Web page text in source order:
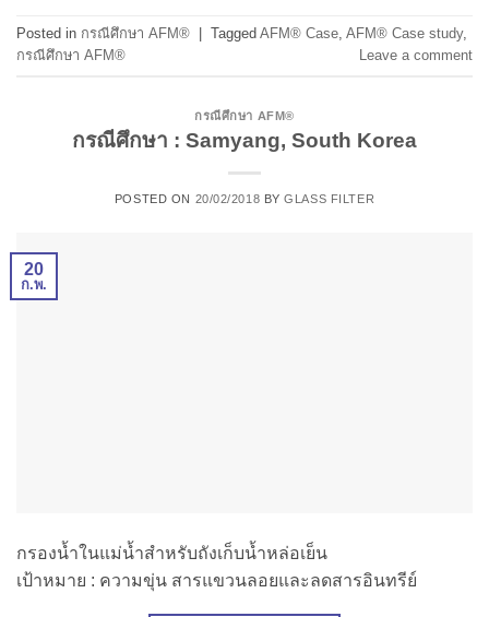
Posted in กรณีศึกษา AFM® Tagged AFM® Case, AFM® Case study,
กรณีศึกษา AFM®
Leave a comment
กรณีศึกษา AFM®
กรณีศึกษา : Samyang, South Korea
POSTED ON 20/02/2018 BYGLASS FILTER
20
ก.พ.
กรองน้ำในแม่น้ำสำหรับถังเก็บน้ำหล่อเย็น
เป้าหมาย : ความขุ่น สารแขวนลอยและลดสารอินทรีย์